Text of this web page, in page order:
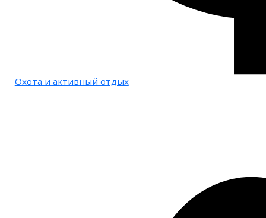
Охота и активный отдых